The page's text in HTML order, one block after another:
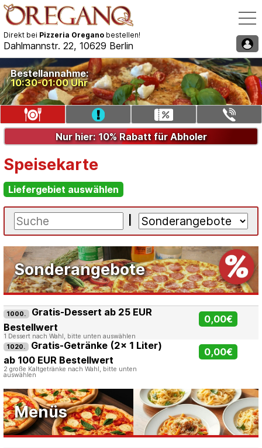
Direkt bei Pizzeria Oregano bestellen!
Dahlmannstr. 22, 10629 Berlin
Speisekarte / Bestellen
Liefergebiet auswählen
Gutschein eingeben
Telefon: 030/35521340
Bestellannahme:
10:30-01:00 Uhr
Nur hier: 10% Rabatt für Abholer
Speisekarte
Liefergebiet auswählen
Sonderangebote
1000. Gratis-Dessert ab 25 EUR
Bestellwert
1 Dessert nach Wahl, bitte unten auswählen
0,00€
1020. Gratis-Getränke (2x 1 Liter)
ab 100 EUR Bestellwert
2 große Kaltgetränke nach Wahl, bitte unten
auswählen
0,00€
Menüs